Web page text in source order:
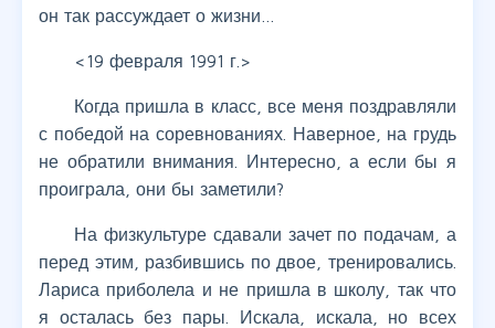
он так рассуждает о жизни…
<19 февраля 1991 г.>
Когда пришла в класс, все меня поздравляли
с победой на соревнованиях. Наверное, на грудь
не обратили внимания. Интересно, а если бы я
проиграла, они бы заметили?
На физкультуре сдавали зачет по подачам, а
перед этим, разбившись по двое, тренировались.
Лариса приболела и не пришла в школу, так что
я осталась без пары. Искала, искала, но всех